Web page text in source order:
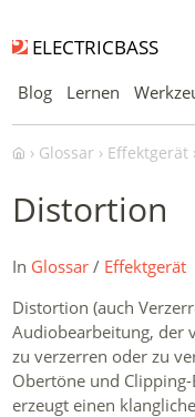
ELECTRICBASS
Blog Lernen
Glossar Effektgerät
Distortion
In Glossar / Effektgerät
Distortion (auch
Audiobearbeitung, der
zu verzerren oder zu
Obertöne und
erzeugt einen